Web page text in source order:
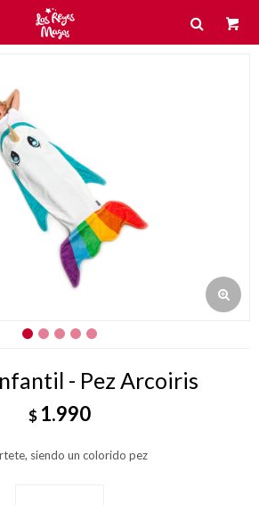
- Pez Arcoiris
$ 1.990
siendo un colorido pez